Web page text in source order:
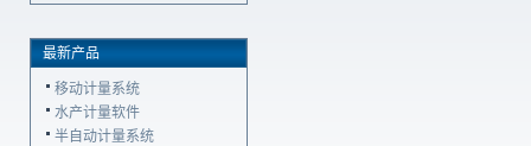
最新产品
移动计量系统
水产计量软件
半自动计量系统